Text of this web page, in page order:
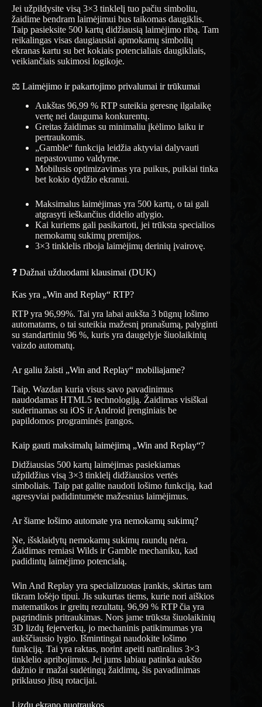
Jei užpildysite visą 3×3 tinklelį tuo pačiu simboliu,
žaidime bendram laimėjimui bus taikomas daugiklis.
Taip pasieksite 500 kartų didžiausią laimėjimo ribą. Tam
reikalingas visas daugiausiai apmokamų simbolių
ekranas kartu su bet kokiais potencialiais daugikliais,
veikiančiais sukimosi logikoje.
⚖️ Laimėjimo ir pakartojimo privalumai ir trūkumai
Aukštas 96,99 % RTP suteikia geresnę ilgalaikę
vertę nei dauguma konkurentų.
Greitas žaidimas su minimaliu įkėlimo laiku ir
pertraukomis.
„Gamble“ funkcija leidžia aktyviai dalyvauti
nepastovumo valdyme.
Mobilusis optimizavimas yra puikus, puikiai tinka
bet kokio dydžio ekranui.
Maksimalus laimėjimas yra 500 kartų, o tai gali
atgrasyti ieškančius didelio atlygio.
Kai kuriems gali pasikartoti, jei trūksta specialios
nemokamų sukimų premijos.
3×3 tinklelis riboja laimėjimų derinių įvairovę.
❓ Dažnai užduodami klausimai (DUK)
Kas yra „Win and Replay“ RTP?
RTP yra 96,99%. Tai yra labai aukšta 3 būgnų lošimo
automatams, o tai suteikia mažesnį pranašumą, palyginti
su standartiniu 96 %, kuris yra daugelyje šiuolaikinių
vaizdo automatų.
Ar galiu žaisti „Win and Replay“ mobiliajame?
Taip. Wazdan kuria visus savo pavadinimus
naudodamas HTML5 technologiją. Žaidimas visiškai
suderinamas su iOS ir Android įrenginiais be
papildomos programinės įrangos.
Kaip gauti maksimalų laimėjimą „Win and Replay“?
Didžiausias 500 kartų laimėjimas pasiekiamas
užpildžius visą 3×3 tinklelį didžiausios vertės
simboliais. Taip pat galite naudoti lošimo funkciją, kad
agresyviai padidintumėte mažesnius laimėjimus.
Ar šiame lošimo automate yra nemokamų sukimų?
Ne, išsklaidytų nemokamų sukimų raundų nėra.
Žaidimas remiasi Wilds ir Gamble mechaniku, kad
padidintų laimėjimo potencialą.
Win And Replay yra specializuotas įrankis, skirtas tam
tikram lošėjo tipui. Jis sukurtas tiems, kurie nori aiškios
matematikos ir greitų rezultatų. 96,99 % RTP čia yra
pagrindinis pritraukimas. Nors jame trūksta šiuolaikinių
3D lizdų fejerverkų, jo mechaninis patikimumas yra
aukščiausio lygio. Išmintingai naudokite lošimo
funkciją. Tai yra raktas, norint apeiti natūralius 3×3
tinklelio apribojimus. Jei jums labiau patinka aukšto
dažnio ir mažai sudėtingų žaidimų, šis pavadinimas
priklauso jūsų rotacijai.
Lizdų ekrano nuotraukos